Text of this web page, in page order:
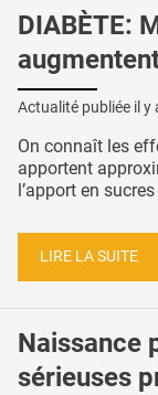
DIABÈTE:
Actualité publiée il y
On connaît les
apportent
l’apport en
LIRE LA SUITE
Naissance
sérieuses